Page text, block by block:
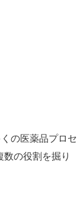
の医薬品プロセ
の役割を掘り